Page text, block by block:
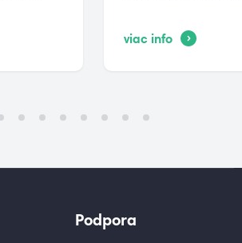
viac info
Podpora